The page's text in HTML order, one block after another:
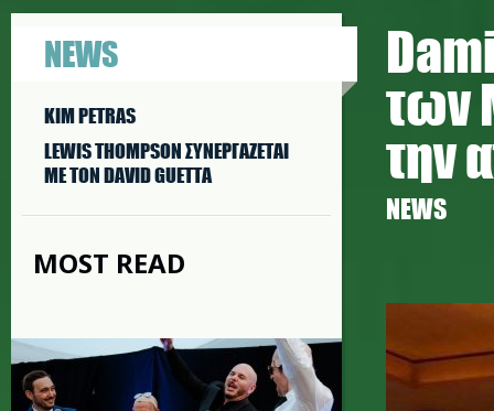
NEWS
KIM PETRAS
LEWIS THOMPSON ΣΥΝΕΡΓAΖΕΤΑΙ
ΜΕ ΤΟΝ DAVID GUETTA
MOST READ
των
την
NEWS